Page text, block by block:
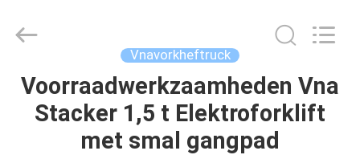
HUIS
PRODUCTEN
Co.,Ltd.
Vnavorkheftruck
Voorraadwerkzaamheden Vna
Stacker 1,5 t Elektroforklift
met smal gangpad